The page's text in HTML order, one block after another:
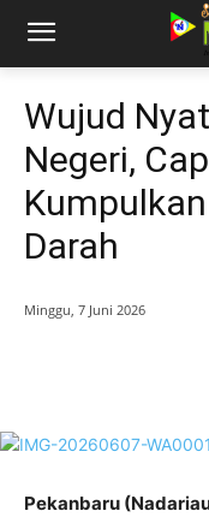
Wujud
Negeri,
Darah
Minggu, 7 Juni 2026
Pekanbaru